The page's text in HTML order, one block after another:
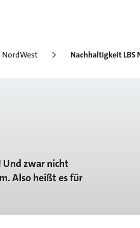
NordWest Nachhaltigkeit LBS
zwar nicht
Also heißt es für